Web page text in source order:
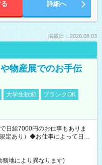
詳細へ
掲載日：2026.08.03
物産展でのお手伝
大学生歓迎
ブランクOK
日給7000円のお仕事もありま
定あり）◆お仕事によって日給
務地により異なります)